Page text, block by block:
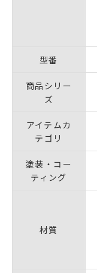
型番
商品シリー
ズ
アイテムカ
テゴリ
塗装・コー
ティング
材質